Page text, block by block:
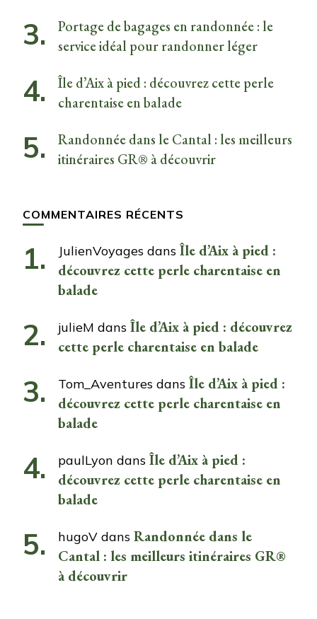
Portage de bagages en randonnée : le
service idéal pour randonner léger
Île d’Aix à pied : découvrez cette perle
charentaise en balade
Randonnée dans le Cantal : les meilleurs
itinéraires GR® à découvrir
COMMENTAIRES RÉCENTS
JulienVoyages dans Île d’Aix à pied :
découvrez cette perle charentaise en
balade
julieM dans Île d’Aix à pied : découvrez
cette perle charentaise en balade
Tom_Aventures dans Île d’Aix à pied :
découvrez cette perle charentaise en
balade
paulLyon dans Île d’Aix à pied :
découvrez cette perle charentaise en
balade
hugoV dans Randonnée dans le
Cantal : les meilleurs itinéraires GR®
à découvrir